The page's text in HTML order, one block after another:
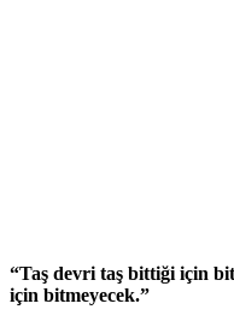
“Taş devri taş bittiği için
için bitmeyecek.”